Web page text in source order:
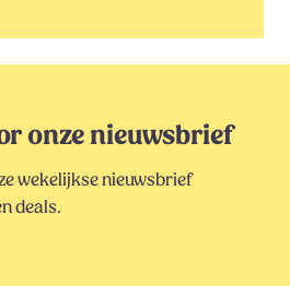
onze nieuwsbrief
wekelijkse nieuwsbrief
deals.